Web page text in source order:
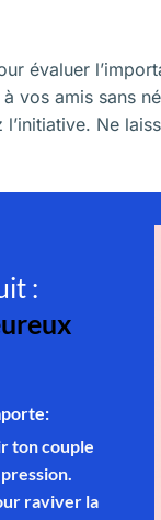
évaluer
à vos amis sans
Ne